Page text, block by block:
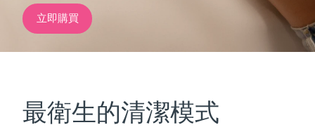
立即購買
最衛生的清潔模式
紅光療法
加拿大 預計送達日期 8/15/26
奧地利 預計送達日期